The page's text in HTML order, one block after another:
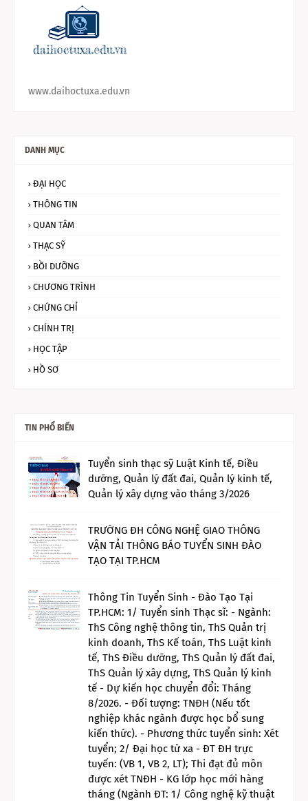
www.daihoctuxa.edu.vn
DANH MỤC
ĐẠI HỌC
THÔNG TIN
QUAN TÂM
THẠC SỸ
BỒI DƯỠNG
CHƯƠNG TRÌNH
CHỨNG CHỈ
CHÍNH TRỊ
HỌC TẬP
HỒ SƠ
TIN PHỔ BIẾN
Tuyển sinh thạc sỹ Luật Kinh tế, Điều
dưỡng, Quản lý đất đai, Quản lý kinh tế,
Quản lý xây dựng vào tháng 3/2026
TRƯỜNG ĐH CÔNG NGHỆ GIAO THÔNG
VẬN TẢI THÔNG BÁO TUYỂN SINH ĐÀO
TẠO TẠI TP.HCM
Thông Tin Tuyển Sinh - Đào Tạo Tại
TP.HCM: 1/ Tuyển sinh Thạc sĩ: - Ngành:
ThS Công nghệ thông tin, ThS Quản trị
kinh doanh, ThS Kế toán, ThS Luật kinh
tế, ThS Điều dưỡng, ThS Quản lý đất đai,
ThS Quản lý xây dựng, ThS Quản lý kinh
tế - Dự kiến học chuyển đổi: Tháng
8/2026. - Đối tượng: TNĐH (Nếu tốt
nghiệp khác ngành được học bổ sung
kiến thức). - Phương thức tuyển sinh: Xét
tuyển; 2/ Đại học từ xa - ĐT ĐH trực
tuyến: (VB 1, VB 2, LT); Thi đạt đủ môn
được xét TNĐH - KG lớp học mới hàng
tháng (Ngành ĐT: 1/ Công nghệ kỹ thuật